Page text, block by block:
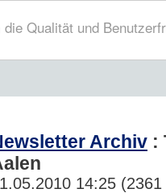
Qualität und
Archiv :
14:25 (